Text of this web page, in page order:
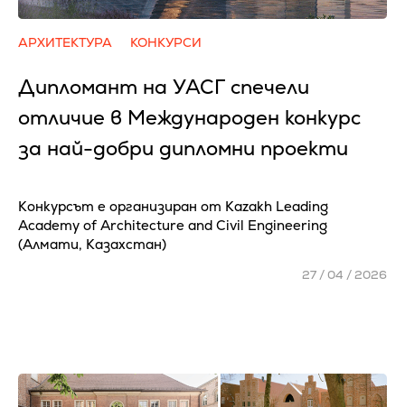
АРХИТЕКТУРА КОНКУРСИ
Дипломант на УАСГ спечели
отличие в Международен конкурс
за най-добри дипломни проекти
Конкурсът е организиран от Kazakh Leading
Academy of Architecture and Civil Engineering
(Алмати, Казахстан)
27 / 04 / 2026